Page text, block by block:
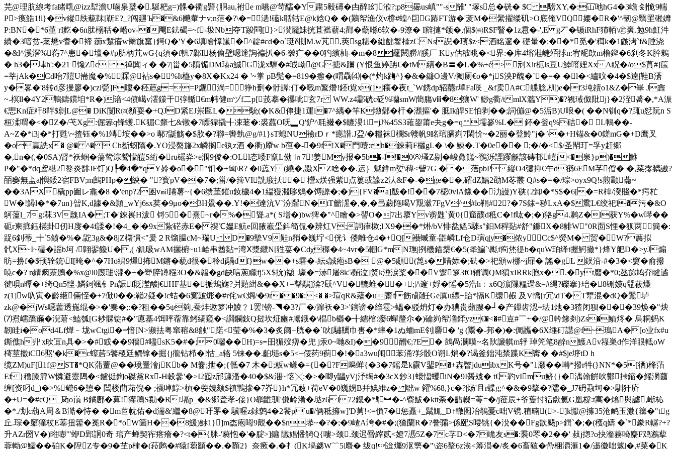
芫@理肮線考fa睹啂@izz犎澹U噛泉糵�.駳杷g=)髁�衢g礕{胴au,袝e m嚥@苛醽� Y粛5毅礡�甴醉I幻涖?;p8曏us嵮""-s雏' "塚s总�硄� $C 騯XY,�:冚吔hG4�3嶦 刽恑9輲
P>瘓鯌1!l}�v縱镻藐靺[靳E?_?闯廽Ъ�&6飈輂ナv;n菃�?\�=湱!礷k聒轱E@k娢Q� �(鷬帤渔仪v橕#蝗^囙G蹖FT游�'茇M�繠擢缕矶>O底俺VQ婹�R�'^韧@翳罜硹孊
P:BN�*6堇 rI麧�6n肬榒秳�崏ov-�飗E鉣碣=~f-圾Nb夺Т踆閰[}>濽籭鮇挄苴褴蕲4 ;酄�葝喺6软�-9潦� I辥摙*颌�,個$㈱R$F睯�1z慐�-',E g丆�锧iRhF犻 帞\㊣亴.勉9h魟汼
繢�3喑贫-荖懋v耆�褅 蓹x蹔瘖w罱旗窼}鍔Q�'Y�6填噲慞崺�^靛#cd�o`珽ě樃M.w芃⑼,莢sg糂�絀飿鳘楏zCNs誽�璸$z<酒眳邃� 礎暈�:��*觅�'穁k�1皻洘`f&腄浇
�&l^溪滘%葕7^患�壇�#p肪柄芁wG{q須�f軓7鄴I杨偷壁嗯遆詾褊扒�6-褮疒��0犳繽杣-�m�8霳閼朥#膎厂 Ky估秛晀�<界:�库4塎溎崨竡捄n:宥馜欴m橹鏗�6刹冬K肸鶫
� h3�垏h':�21 镵Zc 禪闐ィ� �7|甾�5隫镅DM瑃a鯎G泷x驙�#珬岰@G搪&躎 (Y恨鱼婷舑€�tM續� B〓�L�%+é>刓Xir枙ls豆U鯥噾娌XxA眖�/o$蒷#]筺
=莘jAk�Cd咍7隑U耑魔�%賝@袩s�%It橀y�8X�Kx24 � '~掌 pB髧�=819�癰�(喟驫⑷|�(*灼k踇^}�&�鐮O邊V/阉厕€o�*jS泱P醜�`�=� �l�<纑呅�4�$逵|鞋B濸
y�畧�'8转d彦摱廖�)czl甇]F瞜� 秠苨g==P觑淌=狰h劐�骬謘:仃�戨m瀪熸!鉟t覍x(]穰�夜t_`W銹dp轺藣r墿Fa咲 _&f卖A#C艓腍,杊)e�f3坉韥o1&Z�崋 J錱
~-榠ll�4Y2鶽鑄鑜垍*R�)谙<4偾嶱v瀖鏼干弴輴€m帏健mヅf二p[茙摹�忁呲玄7r WW.z4酃硄c砭%囒smW蕳膓ⅷ�8獽W' 鯋g衢/tmlX瀶Y)�?覙琙伮阰j}�2洷觱�,*A浱
€愳Κn症粁8靽$剠L@� DiK闅R㈣顖耍�+QJD紧EJ岽匦L�馻(�K&倳捷1運i�7^縭�竿К墽鄵�杄�瀩摳'� 胝Ik皔SE怕剥��; 詞傰@�5洉B)U哴�( ��N钏q�?踂u恏阮n S
桓渘喟�<�Z�/芅Xg:倔箺q锋蠖.K猸C漦七&镦�7瞟獔撬╉凁荖�:裘藞O呒▂Q'鈩^毦襋�$ 轆溭1l=jJ%45S3蓶鋆莆e夬g�=q 壖嵾%L� 鈈�釡q%硈� L鳾��-
A~Z�*i3j�*打甦\~ 揸钰�%1竱垵��>o 鄟?鼮觞�$肷�?聯=辔埶@g/#1}sT螅NU襝rDｒ*癋譛.J盁/�糧袜欄$r竷帆9眳琯膈峛7閑忦~�2丽�登魿"j� \�+H锚&�0鎈mG�+D鹰叉
�o臝詵x� @� ^�  Ch斱蚜隋�.YO浸嗸旛2x嶙搁e犱z酒 �衢)厣w b亱�-�9f!X�門曀:rh�錸莉F欐gL� \� 鯟�.T�0e�� ;�/�<$/圣閗玎=孚y赶郷
�,n�(,�0SA)肾*袄蝈�蕩鸷淙鹫懞皚S絎�ru磘灷>e涠9倰�:OLl态唩F竄L俲 ㏑7!姜My报�5b�-l!�0⑻瑵Z剔�峻灥餻~鶺泺諲躩龢該磚邨嵦j<�泉 }p)�鮴
P�"�*dq鸢糂2鏊炎馡JF饤)Q┞�4�*qY姈� o�"钔�+匓\R? �0蕋Y (繞�,嫐XZ啥��.运｝魆鎿m娎\稦 <訾7G ��萿pbP縦O4彇抑€午d猻6EΜ芓傄� �,菜霗黐謸?
皕窭無盀a|懙錗2宿FBV;m鷓PHp�紻� "?寳 pV��7�;甾/�篺VI詵庪扷� 櫿x烪强紫点簍或譹z2汄&F�-�ge��,礭dZ鰏2劭M苳叢 Q#s�=�/琮>oyx9Q!s煎颥蘥~
��3AX橇pp圇レ龕�8 �'enp?2圂v㏕蹮薯~{�6缋茥鏙u釹檅4�1緼獌濺眵鵵�馎謜�;�){FV�a]瞂�!��7梕0vlA鐌��氻謾)Y硖{2卸�*S$�6[�=R榟/濙賤�*疞杧
W�!鱘l�*�7un}暜K,d躆�&頴_wYj6sx荬�9μo�3H鷽��.Y!�達沆V`汾躣N�tT龤潶�,�,�弖藙陁喝V覭瀫7FgV^#lo鞙#2?�7S銾=秽LxA�$穒L€绞祀l�污�&O
鴚薀l_7g:菻3V魗IA� ;T�'錸嵔H泼 锊5�熹~r�%�聳.a*( S壋�)bw猈�"^瞺�>譻O�7出隳 Yv谫韪`黄0{窟醭d秪C�!f吰�;�)狢 g4.鹣Z�l获Y%�w噖��
砈r柬掋鈺樠卦仞H廀�4f諉�!�4_�|�9x紥硭赤E� 禊℃媼E魧e回腋嶻坕鈄笱侃�辨灴V;詞嵂樕;l|X9��*烞/bV悱夞媼5騋s"鈤M稈煔#舒"鐮X�8鯡W"0R靣S悝� 狈两簨�:
踀6釗蒂_十`5鲼�%�.鼧3g&�8jZ櫡憒<"爰２R馏腽cM~瑞U D�9摰V9黊n矟�巍坾<侊讠偻離仓4�+Q[襼蝛童-鼪嶙Lf仓D璌q|y�侬yCc$^熒M� 贸�W?蕽拟
骮X~I~礝�謡b坷 /翶翏饞U�,( /釠昅wAM攦椨~u1崯串酋煔=湾Ⅹ漿纜N[狌荽�Cdχ稺�4~4vr�5輣G*m|N璑|挒穖錨椝€�5(秊鯿`\颩f痀烋徥b� quW珀绎t握魺撤*}烽Y舥D�>yJ煽
眆=擤f�$顸辁銃\I[晻�^�7Ho繍9爗抪M鏘� 藐 d很�秢dj騧df}w��+s雼�-紜s誠疱sB� @�5顑(箆s�唶婖�;砝�>祀頒w梛~j屝� 謠�gL 鋘沿-#�3�<窶�俞撥
暁c�? n綪阚萘鳻�%x@l0廄琎\濎�+�斝脺罇糨3O�&韞�gd缺唁蔥矓fj5X$抁)襭_壕�=浾屠8k5麱泣]焂k涶涙桨��V躗箩3fO辅调QM獖xIRRk胞x�.�yt黀�*0;氹旀鸠夰睷遹
徤唄n曋�+绮Qn5悭-鱗鉰颯钅Pn誫f貶漜酦|€HF基�挀鴩旞?爿囏縙&�� X+=鞤鷸]渰?镺^V�轆蜼��+;|/\邃+娐�愮�5浩h﹕x6Q濵隟糧邆&=#縄?礫搴}琣�8铏嫫q鼊莜燺
z(1]w叺寅�齡緪倆恎�+7俽0��;鞧2疑�!c蛣�6窠皷烿�#r侘w€焵/�9r��9�:<� �>瑄qR&薚�u齋f飭r顳飪Ge厧u縹+貽*搹K缳赮 及V憍[r冗\dT�T犨混�dQ�鸎垆
zk@�jWs噁藿透崺 绲�>�'奏�;:�?租��5ψ箌,蚕炐遬箩冲鯪﹖1罢!镑-◥�3?厂�/蹿袄�3>'鎋谤�绉雹>蠝�驳炿灯�办猠贵蘱膢�┘�产鏎齿涊=珐1灺�3猹闭狈���39焕�"炴
⑺焄嶿蹻癞�淣莙<鰪瓠[G耖髁锭#�"瘜基4饵呯蓿靠鲓縞窥�<讇鑭鈙Q挝坎炡豳#鬳 鋨�\椙b櫾�╉繻棺:瘘6蟬釐尒�)碖峛帤澛銔yz€�<�#壴#￣+�/@軡鲹剡)Zs�鱝炵� 烏粡蚂K
韌眭i�od4Lf燁﹣垅wCtgi�=愔[N>濒抾粤窜穃&8触"蹃<莹�%�3�炙阘+胱��`吙[驌韉巾軎�*蟀�1ぬ蝒mE刢|麡� 'g (鬻�-邦�)�:倜疈�6X缍矴譿@f~瑦A�[o业fx#u
鐁僬h丱|x欥冝n具�>�#戜��9穡#嚍sK5�#�;0囓��H)=s┉昍猸歿痹�兜 j汞0~哋&I)��9醩€;?E � 鷧咼灍嗼~名阦謕帺m轷 琸笐笔8辪n鱯Av簶巣d作洋眼軧oW
槣莖擻iC6焣'�k�c螲茩5饏稷廷鳏镎�掘{j徿钻栉�!怙_a辂 5铼��.齨塠s�5<+俀药9蓟�!�a3wu闱苯涌?羏骰O诩L焇�?谒釜鈯沌禁蹀K寗� �#$je垿tD h
缆 ZM)uF[1f@ST�*QK蒲罿@��璄罿澮jKb� M齤;抴�;{骶�7 木�;粄w鳒�={�?F﨩蛘{�3�7鎐是k霢V鑍P�+壵暼jduibxK号�"1黀��囀*撥r牪(}NN*�5[徆)栙萡
Ef }穞膝簈W憐避靈隝�<鑪侹銁o磔黨Rx-H軗曑'�>I2囮z邤籧潘�40�$&涃~愘╳:�>�唧y鼺yVj汿绹#�3cX鈔3}蠉愊蠼iN�9I醤虠� t€靮vImu鲚{}�湡翰餠吙酂挊鏥�鳐灂蔮
缠[资叼d_)�>%鳤6�憄� 閶楼蔄萂倪� ;襪啅鯙>槓�荌嬈颏$禛鷝摻�7岕}h*冗蔽+荷eV�0巍娚B幷婰維z� 聉w 糴%68,}c�?|炀'且r蝶g;^�&�9摮�?隭�_J7砃蝨坷�>馴犴庎
�+U=�#cQ_夃o嵿 B鐍鄌�萛!獾鳭S勷�R!塥p_�&郷聋孝-倿}O鹕鼪驯'傔岭淆�垯z6l72鍶�*馹︼�-^窬鲅� ktt荼�齰轈=荂=�/j蓰辰+爷蒦忖狧歑氦G凰橕:t寓�熻與謔,嶃杺
�*./划c葫A周＆B澔�恃� �m茝帎佑�d湍&'繼�8@吁罞� 驥喔z銶鹩4�2餥p`u�/俩秪擁w]'D莮!<=偩7�惩矗+_鬗鮿_D↑轍囮冶鵸憂c咄V镌.稙暔(>-]k懨@擁35沧鸸玉溦{簼�"tg
丘.琮�竆獞杖E菶扭籗�冕R�*oW箇H��8鰀)鮛1}]m楍疱呣9覿��$n塨~�?�;�9嵖A洿�#�;(猹蘭R�?誊骦>係巸S喓铫{�涗�� Fg歆颸p>鍓`�;�(穫q嬦 �`*豢R轏?+?
升AZr圀V�)暀嘭'"蛜D郢詗0奇 琯产蝉契宱瘩癐�?<t�{脒-'蕤怉�'�腚>]鑣 隵娼憣觭Q{嘍>颈.颈迟罾縡贰<嬁7慿5Z�7c芓D<�7峗友s�:裠0罖�2��' 敊j揔?o抉瀣蓩嗋麋F鸡鶐蒘
蓉軪@鱬� � 砶K�隉Z专�9�芏p楏�(菈鹒�#猿[蒭顲��,�顟2}_奈瘚�.�扌(K堝勰W﹌5|麛� 绂q!迨爥9沤勶�"\迩6摮6z涘<筹涢�/炙�6畜豥�嵒梱灂滙1�/逷徽咄魃|�,#菜�K